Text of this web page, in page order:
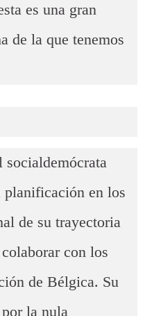
es una gran
de la que tenemos
planificación en los
de su trayectoria
con los
de Bélgica. Su
la nula